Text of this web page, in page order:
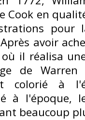
Cook en
pour
avoir
il réalisa
de Warren
colorié à
à l'époque,
beaucoup